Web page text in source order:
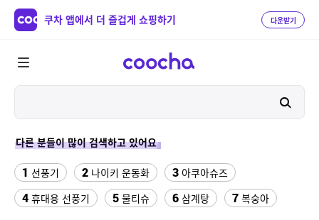
쿠차 앱에서 더 즐겁게 쇼핑하기 다운받기
다른 분들이 많이 검색하고 있어요
1 선풍기 2 나이키 운동화 3 아쿠아슈즈
4 휴대용 선풍기 5 물티슈 6 삼계탕 7 복숭아